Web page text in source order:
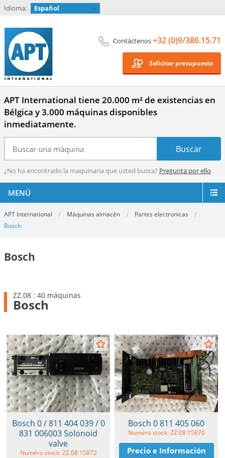
Idioma: Español
Contáctenos+32 (0)9/386.15.71
Solicitar presupuesto
APT International tiene 20.000 m² de existencias en
Bélgica y 3.000 máquinas disponibles
inmediatamente.
¿No ha encontrado la maquinaria que usted busca? Pregunta por ello
MENÚ
APT International Máquinas almacén
Partes electronicas
Bosch
Bosch
ZZ.08 : 40 máquinas
Bosch
Bosch 0 / 811 404 039 / 0
831 006003 Solonoid
valve
Numéro stock: ZZ.08 15872
Bosch 0 811 405 060
Numéro stock: ZZ.08 15870
Precio e Información